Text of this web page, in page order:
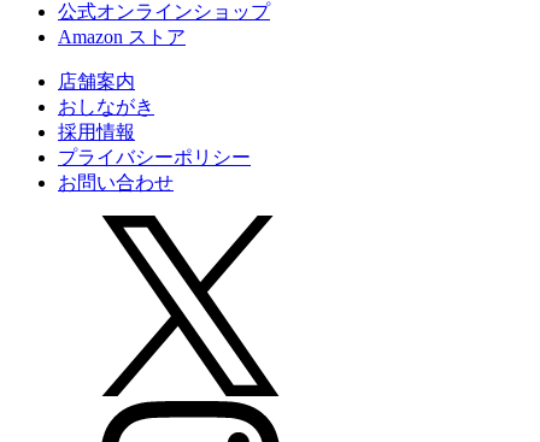
公式オンラインショップ
Amazon ストア
店舗案内
おしながき
採用情報
プライバシーポリシー
お問い合わせ